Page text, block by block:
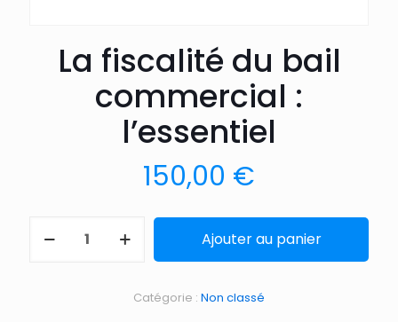
La fiscalité du bail
commercial :
l’essentiel
150,00 €
Ajouter au panier
Catégorie : Non classé